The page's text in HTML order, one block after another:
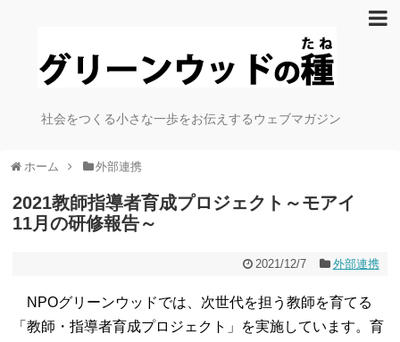
社会をつくる小さな一歩をお伝えするウェブマガジン
ホーム 外部連携
2021教師指導者育成プロジェクト～モアイ
11月の研修報告～
2021/12/7 外部連携
NPOグリーンウッドでは、次世代を担う教師を育てる
「教師・指導者育成プロジェクト」を実施しています。育